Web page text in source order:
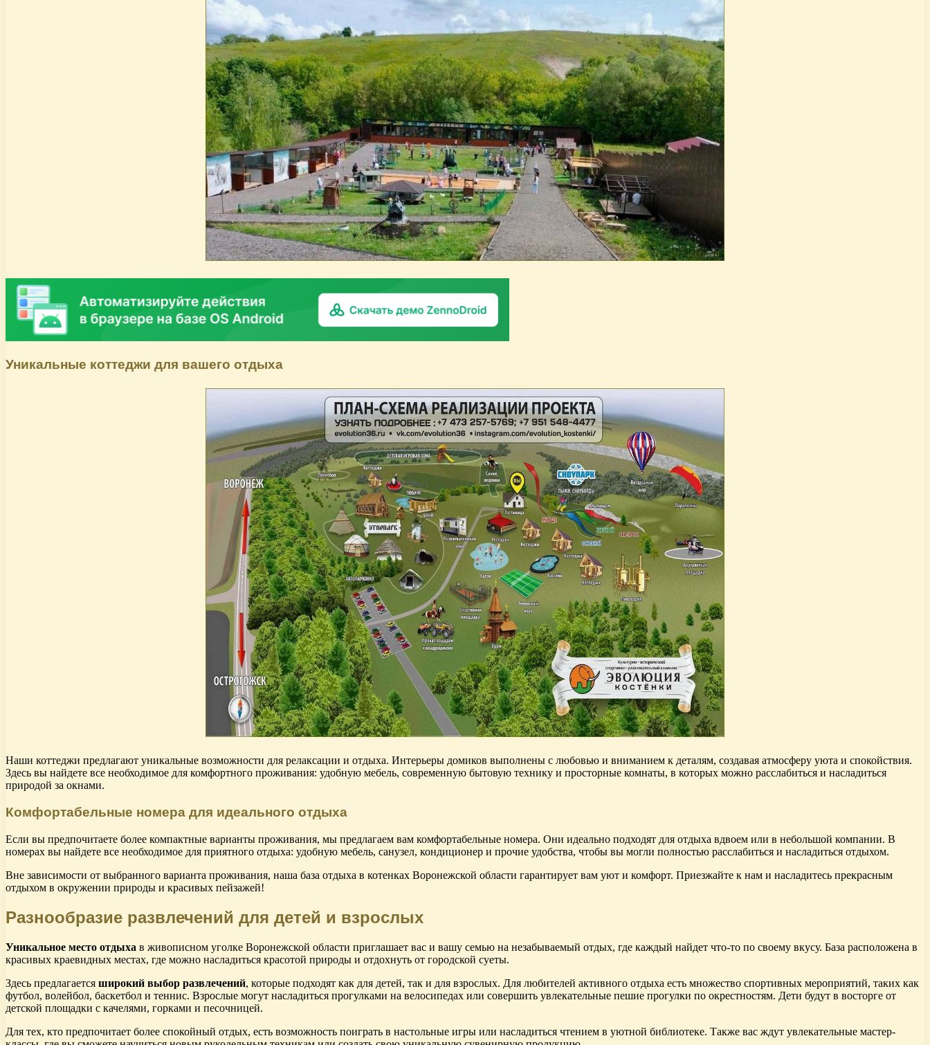
Уникальные коттеджи для вашего отдыха
Наши коттеджи предлагают уникальные возможности для релаксации и отдыха. Интерьеры домиков выполнены с любовью и вниманием к деталям, создавая атмосферу уюта и спокойствия.
Здесь вы найдете все необходимое для комфортного проживания: удобную мебель, современную бытовую технику и просторные комнаты, в которых можно расслабиться и насладиться
природой за окнами.
Комфортабельные номера для идеального отдыха
Если вы предпочитаете более компактные варианты проживания, мы предлагаем вам комфортабельные номера. Они идеально подходят для отдыха вдвоем или в небольшой компании. В
номерах вы найдете все необходимое для приятного отдыха: удобную мебель, санузел, кондиционер и прочие удобства, чтобы вы могли полностью расслабиться и насладиться отдыхом.
Вне зависимости от выбранного варианта проживания, наша база отдыха в котенках Воронежской области гарантирует вам уют и комфорт. Приезжайте к нам и насладитесь прекрасным
отдыхом в окружении природы и красивых пейзажей!
Разнообразие развлечений для детей и взрослых
Уникальное место отдыха в живописном уголке Воронежской области приглашает вас и вашу семью на незабываемый отдых, где каждый найдет что-то по своему вкусу. База расположена в
красивых краевидных местах, где можно насладиться красотой природы и отдохнуть от городской суеты.
Здесь предлагается широкий выбор развлечений, которые подходят как для детей, так и для взрослых. Для любителей активного отдыха есть множество спортивных мероприятий, таких как
футбол, волейбол, баскетбол и теннис. Взрослые могут насладиться прогулками на велосипедах или совершить увлекательные пешие прогулки по окрестностям. Дети будут в восторге от
детской площадки с качелями, горками и песочницей.
Для тех, кто предпочитает более спокойный отдых, есть возможность поиграть в настольные игры или насладиться чтением в уютной библиотеке. Также вас ждут увлекательные мастер-